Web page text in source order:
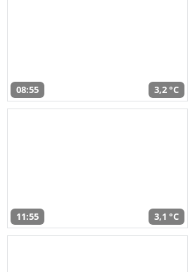
08:55 3,2 °C
11:55 3,1 °C